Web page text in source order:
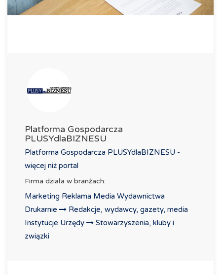
Platforma Gospodarcza
PLUSYdlaBIZNESU
Platforma Gospodarcza PLUSYdlaBIZNESU -
więcej niż portal
Firma działa w branżach:
Marketing Reklama Media Wydawnictwa
Drukarnie
Redakcje, wydawcy, gazety, media
Instytucje Urzędy
Stowarzyszenia, kluby i
związki